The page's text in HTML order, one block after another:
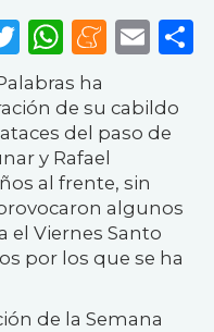
Twitter
ha
de su cabildo
del paso de
y Rafael
al frente, sin
algunos
el Viernes Santo
por los que se ha
de la Semana